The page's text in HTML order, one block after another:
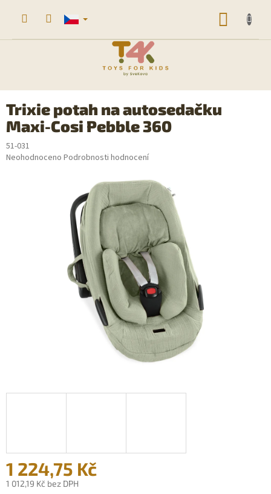
Trixie potah na autosedačku
Maxi-Cosi Pebble 360
51-031
Průměrné
Neohodnoceno Podrobnosti hodnocení
1 224,75 Kč
1 012,19 Kč bez DPH